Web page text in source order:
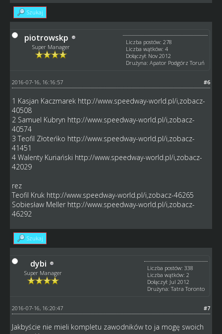
Szukaj
piotrowskp
Super Manager
Liczba postów: 278
Liczba wątków: 4
Dołączył: Nov 2012
Drużyna: Apator Podgórz Toruń
#6
2016-07-16, 16:16:57
1 Kasjan Kaczmarek http://www.speedway-world.pl/i,zobacz-
40508
2 Samuel Kubryn http://www.speedway-world.pl/i,zobacz-
40574
3 Teofil Złoteńko http://www.speedway-world.pl/i,zobacz-
41451
4 Walenty Kuriański http://www.speedway-world.pl/i,zobacz-
42029
rez
Teofil Kruk http://www.speedway-world.pl/i,zobacz-46265
Sobiesław Meller http://www.speedway-world.pl/i,zobacz-
46292
Szukaj
dybi
Super Manager
Liczba postów: 338
Liczba wątków: 2
Dołączył: Jul 2012
Drużyna: Tatra Toronto
#7
2016-07-16, 16:20:47
Jakbyście nie mieli kompletu zawodników to ja mogę swoich